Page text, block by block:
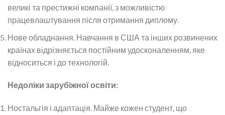
великі та престижні компанії, з можливістю
працевлаштування після отримання диплому.
Нове обладнання. Навчання в США та інших розвинених
країнах відрізняється постійним удосконаленням, яке
відноситься і до технологій.
Недоліки зарубіжної освіти:
Ностальгія і адаптація. Майже кожен студент, що